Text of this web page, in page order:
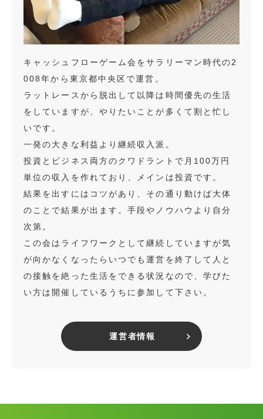
キャッシュフローゲーム会をサラリーマン時代の2
008年から東京都中央区で運営。
ラットレースから脱出して以降は時間優先の生活
をしていますが、やりたいことが多くて割と忙し
いです。
一発の大きな利益より継続収入派。
投資とビジネス両方のクワドラントで月100万円
単位の収入を作れており、メインは投資です。
結果を出すにはコツがあり、その通り動けば大体
のことで結果が出ます。手段やノウハウより自分
次第。
この会はライフワークとして継続していますが気
が向かなくなったらいつでも運営を終了して人と
の接触を絶った生活をできる状況なので、学びた
い方は開催しているうちに参加して下さい。
運営者情報